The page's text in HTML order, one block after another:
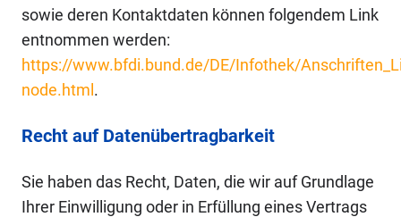
sowie deren Kontaktdaten können folgendem Link
entnommen werden:
https://www.bfdi.bund.de/DE/Infothek/
node.html .
Recht auf Datenübertragbarkeit
Sie haben das Recht, Daten, die wir auf Grundlage
Ihrer Einwilligung oder in Erfüllung eines Vertrags